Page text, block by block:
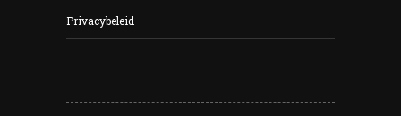
Privacybeleid